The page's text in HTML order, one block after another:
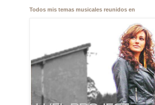
Todos mis temas musicales reunidos en